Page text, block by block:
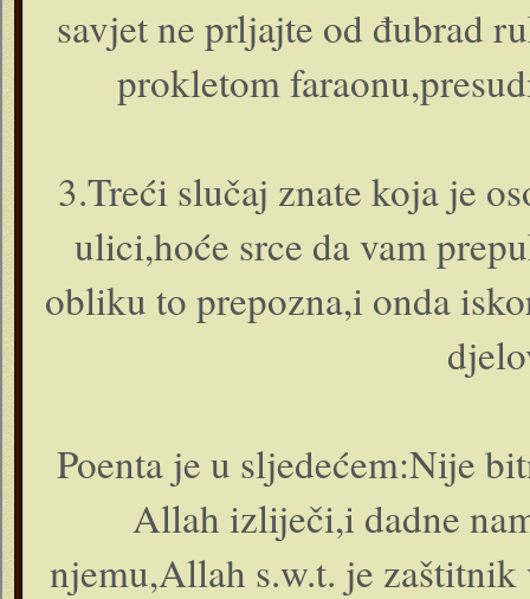
savjet ne prljajte od đubrad
prokletom
3.Treći slučaj znate koja je
ulici,hoće srce da vam
obliku to prepozna,i onda
Poenta je u sljedećem:Nije
Allah izliječi,i dadne
njemu,Allah s.w.t. je